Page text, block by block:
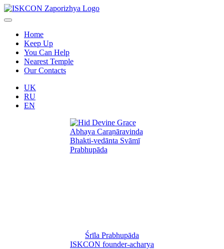
Home
Keep Up
You Can Help
Nearest Temple
Our Contacts
UK
RU
EN
Śrīla Prabhupāda
ISKCON founder-acharya